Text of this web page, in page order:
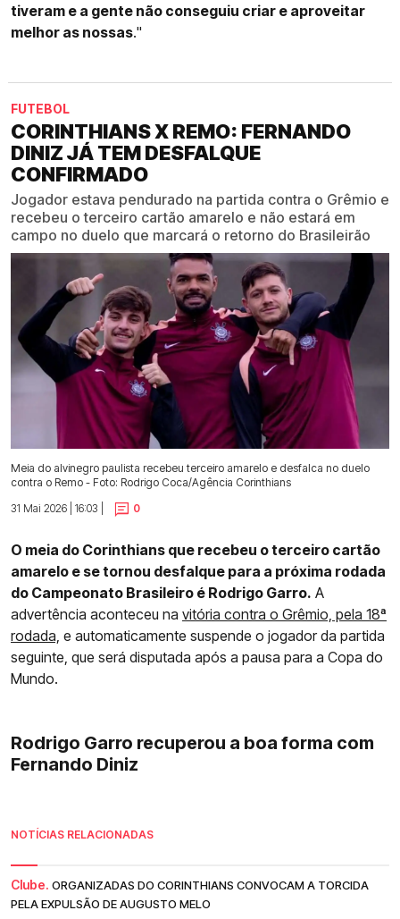
tiveram e a gente não conseguiu criar e aproveitar
melhor as nossas."
FUTEBOL
CORINTHIANS X REMO: FERNANDO
DINIZ JÁ TEM DESFALQUE
CONFIRMADO
Jogador estava pendurado na partida contra o Grêmio e
recebeu o terceiro cartão amarelo e não estará em
campo no duelo que marcará o retorno do Brasileirão
Meia do alvinegro paulista recebeu terceiro amarelo e desfalca no duelo
contra o Remo - Foto: Rodrigo Coca/Agência Corinthians
31 Mai 2026 | 16:03 |
0
O meia do Corinthians que recebeu o terceiro cartão
amarelo e se tornou desfalque para a próxima rodada
do Campeonato Brasileiro é Rodrigo Garro. A
advertência aconteceu na vitória contra o Grêmio, pela 18ª
rodada, e automaticamente suspende o jogador da partida
seguinte, que será disputada após a pausa para a Copa do
Mundo.
Rodrigo Garro recuperou a boa forma com
Fernando Diniz
NOTÍCIAS RELACIONADAS
Clube. ORGANIZADAS DO CORINTHIANS CONVOCAM A TORCIDA
PELA EXPULSÃO DE AUGUSTO MELO